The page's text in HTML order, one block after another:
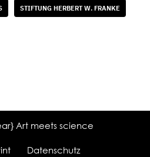
STIFTUNG HERBERT W. FRANKE
Art meets science
Datenschutz